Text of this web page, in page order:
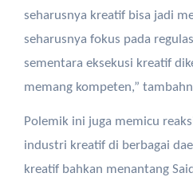
seharusnya kreatif bisa jadi
seharusnya fokus pada
sementara eksekusi kreatif
memang kompeten,”
Polemik ini juga memicu
industri kreatif di berbagai
kreatif bahkan menantang